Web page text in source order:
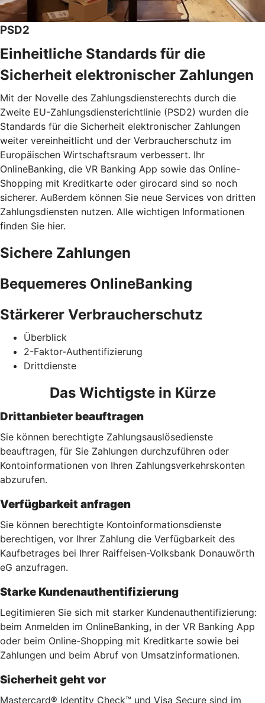
PSD2
Einheitliche Standards für die
Sicherheit elektronischer Zahlungen
Mit der Novelle des Zahlungsdiensterechts durch die
Zweite EU-Zahlungsdiensterichtlinie (PSD2) wurden die
Standards für die Sicherheit elektronischer Zahlungen
weiter vereinheitlicht und der Verbraucherschutz im
Europäischen Wirtschaftsraum verbessert. Ihr
OnlineBanking, die VR Banking App sowie das Online-
Shopping mit Kreditkarte oder girocard sind so noch
sicherer. Außerdem können Sie neue Services von dritten
Zahlungsdiensten nutzen. Alle wichtigen Informationen
finden Sie hier.
Sichere Zahlungen
Bequemeres OnlineBanking
Stärkerer Verbraucherschutz
Überblick
2-Faktor-Authentifizierung
Drittdienste
Das Wichtigste in Kürze
Drittanbieter beauftragen
Sie können berechtigte Zahlungsauslösedienste
beauftragen, für Sie Zahlungen durchzuführen oder
Kontoinformationen von Ihren Zahlungsverkehrskonten
abzurufen.
Verfügbarkeit anfragen
Sie können berechtigte Kontoinformationsdienste
berechtigen, vor Ihrer Zahlung die Verfügbarkeit des
Kaufbetrages bei Ihrer Raiffeisen-Volksbank Donauwörth
eG anzufragen.
Starke Kundenauthentifizierung
Legitimieren Sie sich mit starker Kundenauthentifizierung:
beim Anmelden im OnlineBanking, in der VR Banking App
oder beim Online-Shopping mit Kreditkarte sowie bei
Zahlungen und beim Abruf von Umsatzinformationen.
Sicherheit geht vor
Mastercard® Identity Check™ und Visa Secure sind im